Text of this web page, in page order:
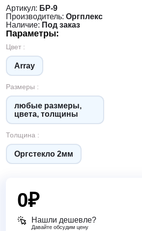
Артикул: БР-9
Производитель: Оргплекс
Наличие: Под заказ
Параметры:
Цвет :
Array
Размеры :
любые размеры,
цвета, толщины
Толщина :
Оргстекло 2мм
0₽
Нашли дешевле?
Давайте обсудим цену